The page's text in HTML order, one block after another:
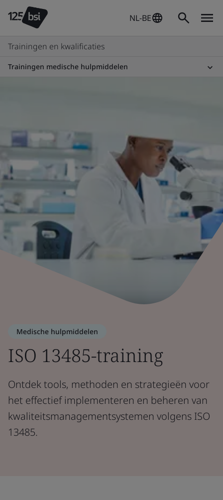
NL-BE
Trainingen en kwalificaties
Trainingen medische hulpmiddelen
Medische hulpmiddelen
ISO 13485-training
Ontdek tools, methoden en strategieën voor
het effectief implementeren en beheren van
kwaliteitsmanagementsystemen volgens ISO
13485.